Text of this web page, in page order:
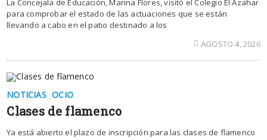
La Concejala de Educación, Marina Flores, visitó el Colegio El Azahar
para comprobar el estado de las actuaciones que se están
llevando a cabo en el patio destinado a los
AGOSTO 4, 2026
NOTICIAS OCIO
Clases de flamenco
Ya está abierto el plazo de inscripción para las clases de flamenco